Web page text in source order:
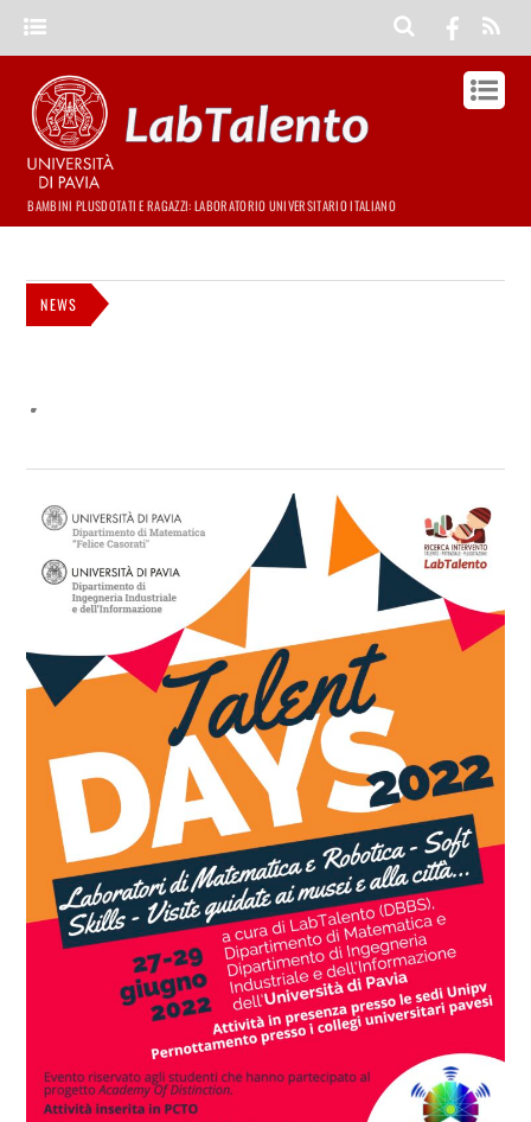
BAMBINI PLUSDOTATI E RAGAZZI: LABORATORIO UNIVERSITARIO ITALIANO
NEWS